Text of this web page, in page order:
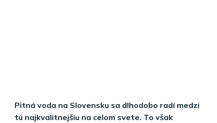
Pitná voda na Slovensku sa dlhodobo radí medzi
tú najkvalitnejšiu na celom svete. To však